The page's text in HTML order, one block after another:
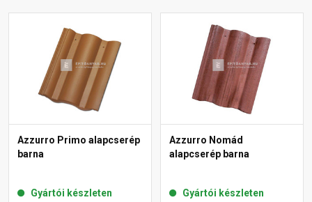
Azzurro Primo alapcserép
barna
Gyártói készleten
Azzurro Nomád
alapcserép barna
Gyártói készleten